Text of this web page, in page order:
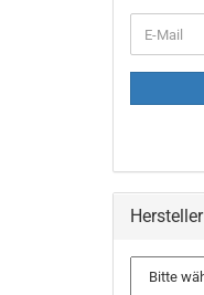
ZUR
E-
Mail
Hersteller